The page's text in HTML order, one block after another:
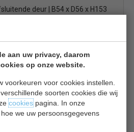
aan uw privacy, daarom
op onze website.
voorkeuren voor cookies instellen.
soorten cookies die wij
cookiespagina. In onze
we uw persoonsgegevens
deur | B54 x D56 x H153